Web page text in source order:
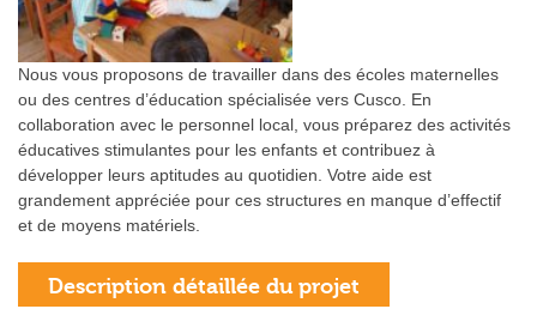
Nous vous proposons de travailler dans des écoles maternelles
ou des centres d’éducation spécialisée vers Cusco. En
collaboration avec le personnel local, vous préparez des activités
éducatives stimulantes pour les enfants et contribuez à
développer leurs aptitudes au quotidien. Votre aide est
grandement appréciée pour ces structures en manque d’effectif
et de moyens matériels.